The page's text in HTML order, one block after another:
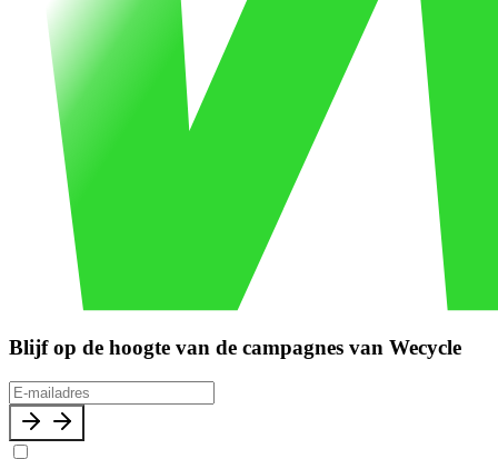
Blijf op de hoogte van de campagnes van Wecycle